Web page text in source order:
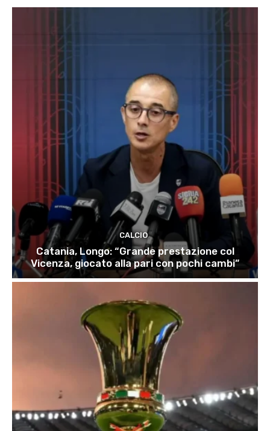
CALCIO
Catania, Longo: “Grande prestazione col
Vicenza, giocato alla pari con pochi cambi”